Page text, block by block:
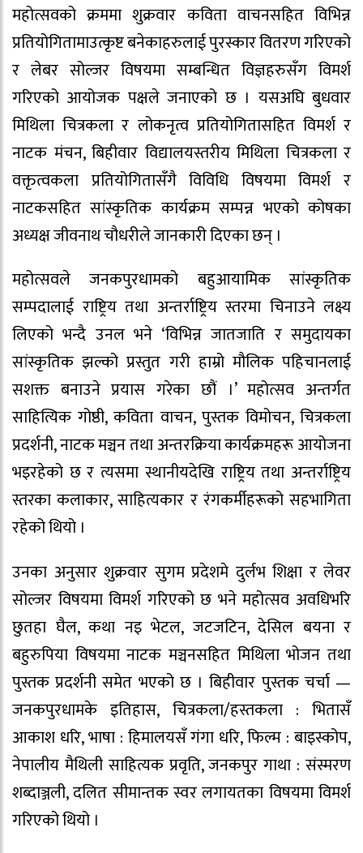
महोत्सवको क्रममा शुक्रवार कविता वाचनसहित विभिन्न
प्रतियोगितामाउत्कृष्ट बनेकाहरुलाई पुरस्कार वितरण गरिएको
र लेबर सोल्जर विषयमा सम्बन्धित विज्ञहरुसँग विमर्श
गरिएको आयोजक पक्षले जनाएको छ । यसअघि बुधवार
मिथिला चित्रकला र लोकनृत्व प्रतियोगितासहित विमर्श र
नाटक मंचन, बिहीवार विद्यालयस्तरीय मिथिला चित्रकला र
वक्तृत्वकला प्रतियोगितासँगै विविधि विषयमा विमर्श र
नाटकसहित सांस्कृतिक कार्यक्रम सम्पन्न भएको कोषका
अध्यक्ष जीवनाथ चौधरीले जानकारी दिएका छन् ।
महोत्सवले जनकपुरधामको बहुआयामिक सांस्कृतिक
सम्पदालाई राष्ट्रिय तथा अन्तर्राष्ट्रिय स्तरमा चिनाउने लक्ष्य
लिएको भन्दै उनल भने ‘विभिन्न जातजाति र समुदायका
सांस्कृतिक झल्को प्रस्तुत गरी हाम्रो मौलिक पहिचानलाई
सशक्त बनाउने प्रयास गरेका छौं ।’ महोत्सव अन्तर्गत
साहित्यिक गोष्ठी, कविता वाचन, पुस्तक विमोचन, चित्रकला
प्रदर्शनी, नाटक मञ्चन तथा अन्तरक्रिया कार्यक्रमहरू आयोजना
भइरहेको छ र त्यसमा स्थानीयदेखि राष्ट्रिय तथा अन्तर्राष्ट्रिय
स्तरका कलाकार, साहित्यकार र रंगकर्मीहरूको सहभागिता
रहेको थियो ।
उनका अनुसार शुक्रवार सुगम प्रदेशमे दुर्लभ शिक्षा र लेवर
सोल्जर विषयमा विमर्श गरिएको छ भने महोत्सव अवधिभरि
छुतहा घैल, कथा नइ भेटल, जटजटिन, देसिल बयना र
बहुरुपिया विषयमा नाटक मञ्चनसहित मिथिला भोजन तथा
पुस्तक प्रदर्शनी समेत भएको छ । बिहीवार पुस्तक चर्चा —
जनकपुरधामके इतिहास, चित्रकला/हस्तकला : भितासँ
आकाश धरि, भाषा : हिमालयसँ गंगा धरि, फिल्म : बाइस्कोप,
नेपालीय मैथिली साहित्यक प्रवृति, जनकपुर गाथा : संस्मरण
शब्दाञ्जली, दलित सीमान्तक स्वर लगायतका विषयमा विमर्श
गरिएको थियो ।